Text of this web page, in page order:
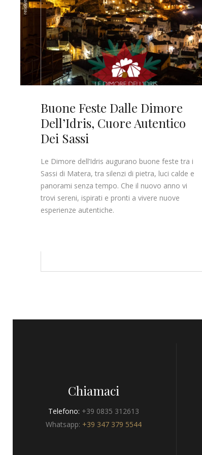
Buone Feste Dalle Dimore
Dell’Idris, Cuore Autentico
Dei Sassi
Le Dimore dell’Idris augurano buone feste tra i
Sassi di Matera, tra silenzi di pietra, luci calde e
panorami senza tempo. Che il nuovo anno vi
trovi sereni, ispirati e pronti a vivere nuove
esperienze autentiche.
Chiamaci
Telefono: +39 0835 312613
Whatsapp: +39 347 379 5544